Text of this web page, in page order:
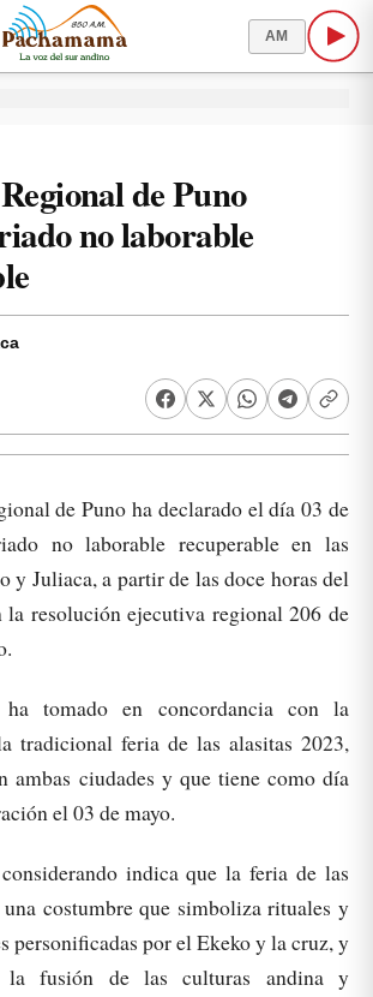
AM
de Puno
no laborable
de Puno ha declarado el día 03 de
no laborable recuperable en las
y Juliaca, a partir de las doce horas del
la resolución ejecutiva regional 206 de
tomado en concordancia con la
tradicional feria de las alasitas 2023,
ambas ciudades y que tiene como día
el 03 de mayo.
indica que la feria de las
costumbre que simboliza rituales y
personificadas por el Ekeko y la cruz, y
la fusión de las culturas andina y